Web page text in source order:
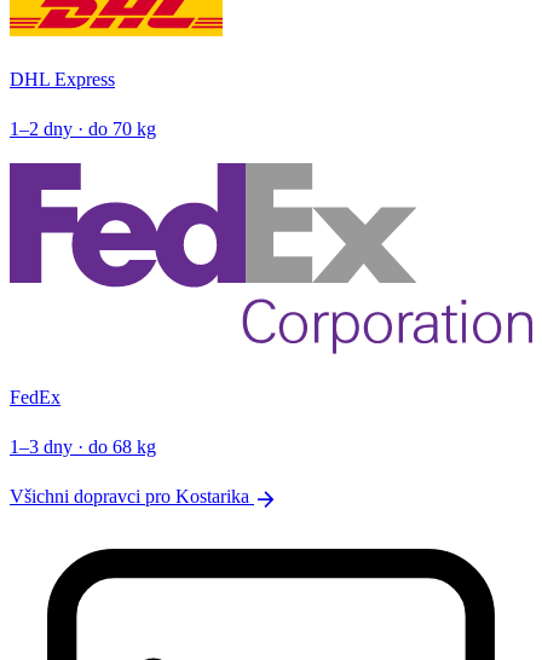
DHL Express
1–2 dny · do 70 kg
FedEx
1–3 dny · do 68 kg
Všichni dopravci pro Kostarika arrow_forward